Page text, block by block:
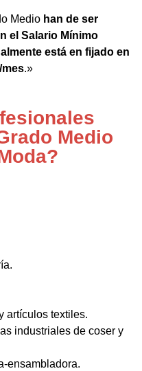
Medio han de ser
el Salario Mínimo
está en fijado en
mes.»
Medio
artículos textiles.
industriales de coser y
ensambladora.